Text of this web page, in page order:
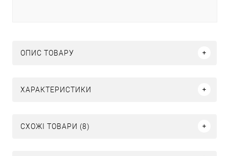
ОПИС ТОВАРУ
ХАРАКТЕРИСТИКИ
СХОЖІ ТОВАРИ (8)